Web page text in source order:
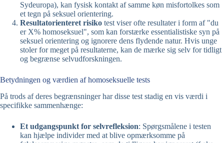
Sydeuropa), kan fysisk kontakt af samme køn misfortolkes som
et tegn på seksuel orientering.
Resultatorienteret risiko test viser ofte resultater i form af "du
er X% homoseksuel", som kan forstærke essentialistiske syn på
seksuel orientering og ignorere dens flydende natur. Hvis unge
stoler for meget på resultaterne, kan de mærke sig selv for tidligt
og begrænse selvudforskningen.
Betydningen og værdien af homoseksuelle tests
På trods af deres begrænsninger har disse test stadig en vis værdi i
specifikke sammenhænge:
Et udgangspunkt for selvrefleksion: Spørgsmålene i testen
kan hjælpe individer med at blive opmærksomme på